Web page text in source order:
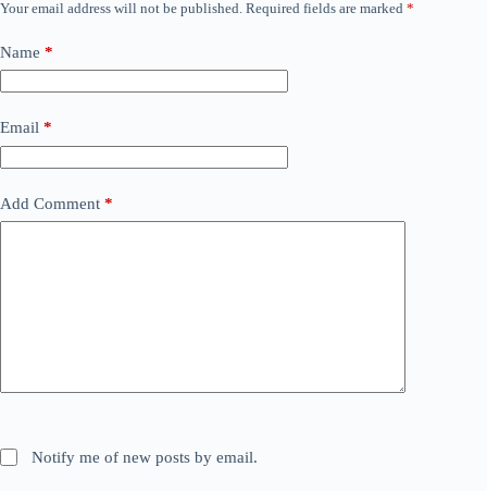
Your email address will not be published. Required fields are marked *
Name *
Email *
Add Comment *
Notify me of new posts by email.